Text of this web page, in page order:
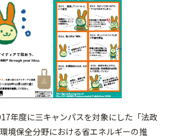
年度に三キャンパスを対象にした「法政
境保全分野における省エネルギーの推